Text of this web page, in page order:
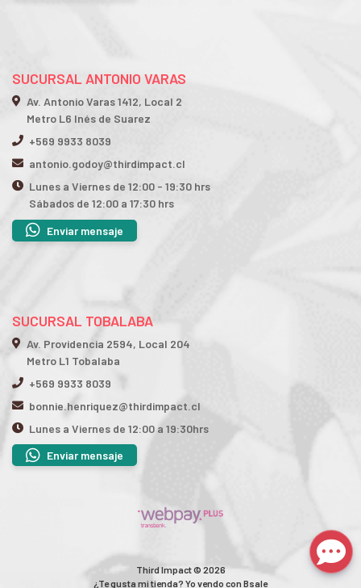
SUCURSAL ANTONIO VARAS
Av. Antonio Varas 1412, Local 2
Metro L6 Inés de Suarez
+569 9933 8039
antonio.godoy@thirdimpact.cl
Lunes a Viernes de 12:00 - 19:30 hrs
Sábados de 12:00 a 17:30 hrs
Enviar mensaje
SUCURSAL TOBALABA
Av. Providencia 2594, Local 204
Metro L1 Tobalaba
+569 9933 8039
bonnie.henriquez@thirdimpact.cl
Lunes a Viernes de 12:00 a 19:30hrs
Enviar mensaje
Third Impact © 2026
¿Te gusta mi tienda? Yo vendo con Bsale